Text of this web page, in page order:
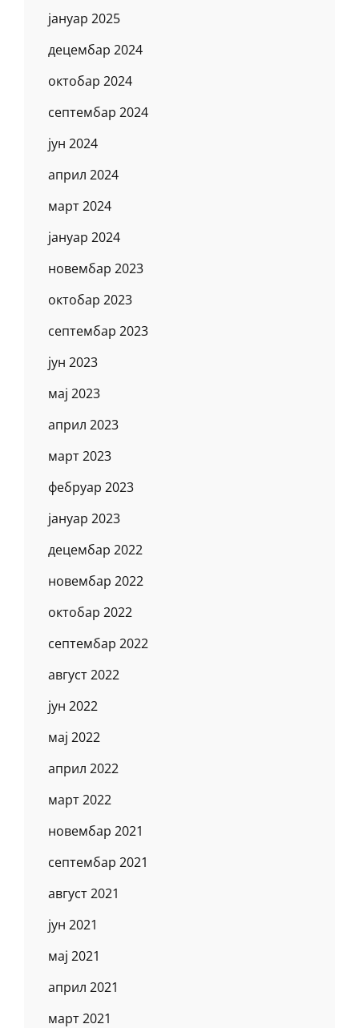
јануар 2025
децембар 2024
октобар 2024
септембар 2024
јун 2024
април 2024
март 2024
јануар 2024
новембар 2023
октобар 2023
септембар 2023
јун 2023
мај 2023
април 2023
март 2023
фебруар 2023
јануар 2023
децембар 2022
новембар 2022
октобар 2022
септембар 2022
август 2022
јун 2022
мај 2022
април 2022
март 2022
новембар 2021
септембар 2021
август 2021
јун 2021
мај 2021
април 2021
март 2021